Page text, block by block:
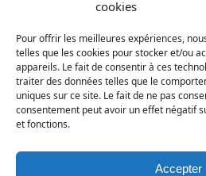
cookies
Pour offrir les meilleures expériences,
telles que les cookies pour stocker et/ou
appareils. Le fait de consentir à ces
traiter des données telles que le
uniques sur ce site. Le fait de ne pas
consentement peut avoir un effet négatif
et fonctions.
Accepter
côte.